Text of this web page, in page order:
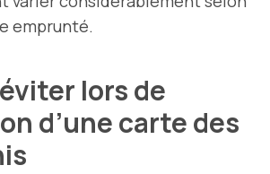
emprunté.
lors de
d’une carte des